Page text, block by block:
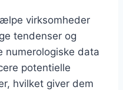
virksomheder
tendenser og
numerologiske data
potentielle
hvilket giver dem